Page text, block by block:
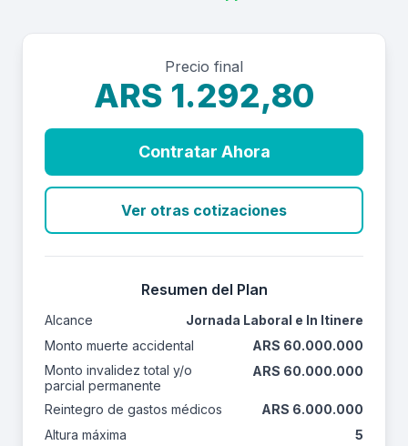
Precio final
ARS 1.292,80
Contratar Ahora
Ver otras cotizaciones
Resumen del Plan
Alcance
Jornada Laboral e In Itinere
Monto muerte accidental
ARS 60.000.000
Monto invalidez total y/o
parcial permanente
ARS 60.000.000
Reintegro de gastos médicos
ARS 6.000.000
Altura máxima
5